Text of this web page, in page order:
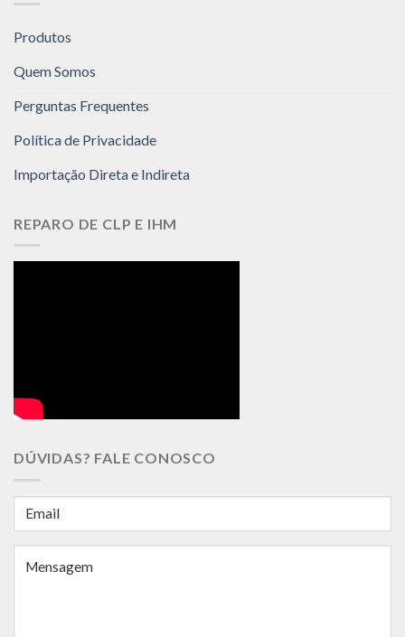
Produtos
Quem Somos
Perguntas Frequentes
Política de Privacidade
Importação Direta e Indireta
REPARO DE CLP E IHM
DÚVIDAS? FALE CONOSCO